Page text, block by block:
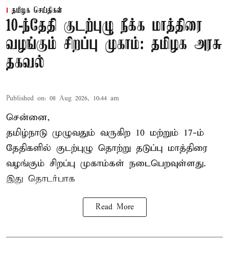
தமிழக செய்திகள்
10-ந்தேதி குடற்புழு நீக்க மாத்திரை
வழங்கும் சிறப்பு முகாம்: தமிழக அரசு
தகவல்
Published on: 08 Aug 2026, 10:44 am
சென்னை,
தமிழ்நாடு முழுவதும் வருகிற 10 மற்றும் 17-ம்
தேதிகளில் குடற்புழு தொற்று தடுப்பு மாத்திரை
வழங்கும் சிறப்பு முகாம்கள் நடைபெறவுள்ளது.
இது தொடர்பாக
Read More